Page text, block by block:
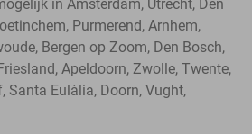
in Amsterdam, Utrecht, Den
Purmerend, Arnhem,
Bergen op Zoom, Den Bosch,
Apeldoorn, Zwolle, Twente,
Santa Eulàlia​, Doorn, Vught,